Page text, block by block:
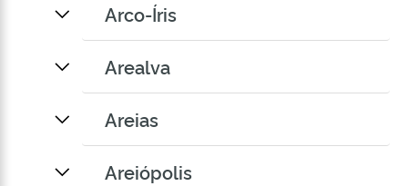
Arco-Íris
Arealva
Areias
Areiópolis